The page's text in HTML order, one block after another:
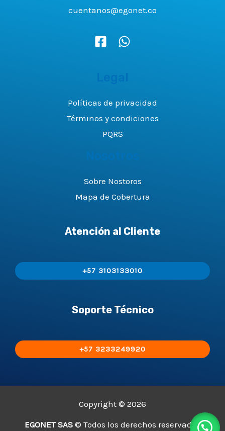
cuentanos@egonet.co
Políticas de privacidad
Términos y condiciones
PQRS
Nosotros
Sobre Nostoros
Mapa de Cobertura
Atención al Cliente
+57 3103133010
Soporte Técnico
+57 3233249920
Copyright © 2026
EGONET SAS © Todos los derechos reservados